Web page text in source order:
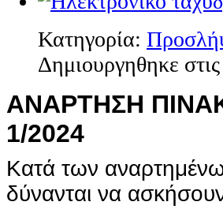
Κατηγορία:
Δημιουργηθηκε
ΑΝΑΡΤΗΣΗ
1/2024
Κατά των
δύνανται να